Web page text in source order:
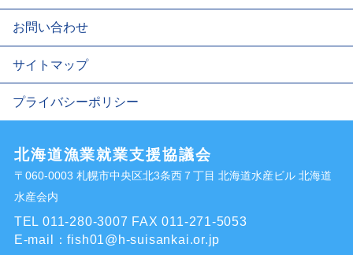
お問い合わせ
サイトマップ
プライバシーポリシー
北海道漁業就業支援協議会
〒060-0003 札幌市中央区北3条西７丁目 北海道水産ビル 北海道
水産会内
TEL 011-280-3007 FAX 011-271-5053
E-mail：fish01@h-suisankai.or.jp